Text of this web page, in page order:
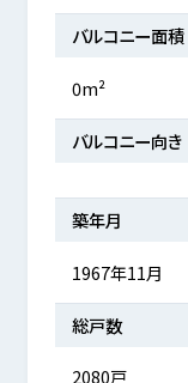
バルコニー面積
0m²
バルコニー向き
築年月
1967年11月
総戸数
2080戸